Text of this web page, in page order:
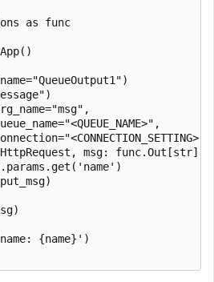
as func
msg: func.Out[str])
{name}')